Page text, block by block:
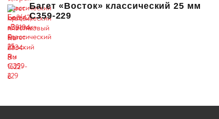
Багет «Восток» классический 25 мм
C359-229